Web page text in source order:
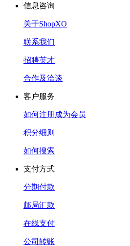
信息咨询
关于ShopXO
联系我们
招聘英才
合作及洽谈
客户服务
如何注册成为会员
积分细则
如何搜索
支付方式
分期付款
邮局汇款
在线支付
公司转账